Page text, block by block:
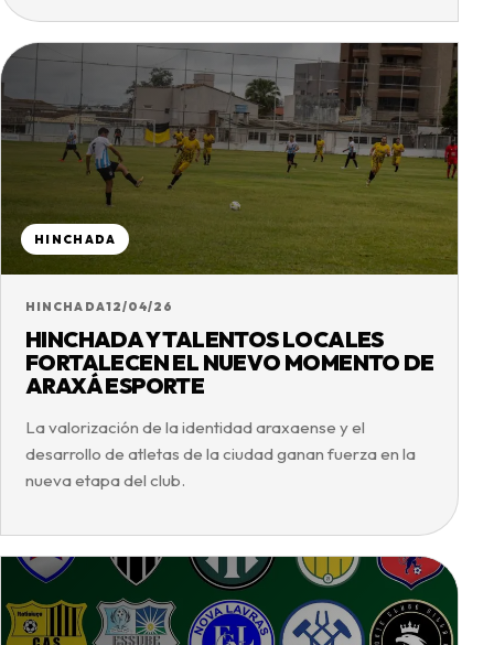
HINCHADA
HINCHADA12/04/26
HINCHADA Y TALENTOS LOCALES
FORTALECEN EL NUEVO MOMENTO DE
ARAXÁ ESPORTE
La valorización de la identidad araxaense y el
desarrollo de atletas de la ciudad ganan fuerza en la
nueva etapa del club.